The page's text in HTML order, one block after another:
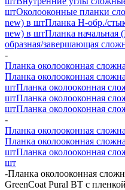
штОколооконные планки
new) в штПланка H-обр./
new) в штПланка
образная/завершающая
-
Планка околооконная
Планка околооконная
штПланка околооконная
штПланка околооконная
штПланка околооконная
-
Планка околооконная
Планка околооконная
штПланка околооконная
шт
-Планка околооконная
GreenCoat Pural BT с